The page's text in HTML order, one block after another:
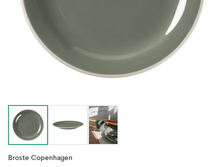
Broste Copenhagen